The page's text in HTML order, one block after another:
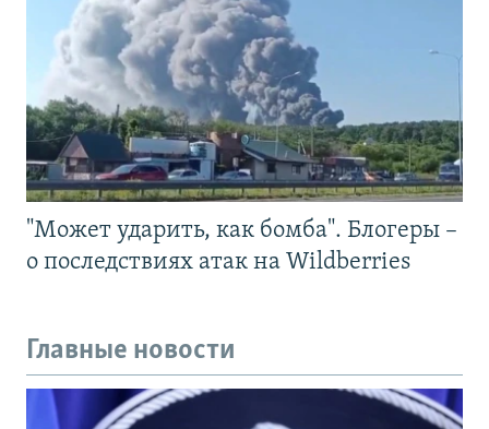
"Может ударить, как бомба". Блогеры –
о последствиях атак на Wildberries
Главные новости